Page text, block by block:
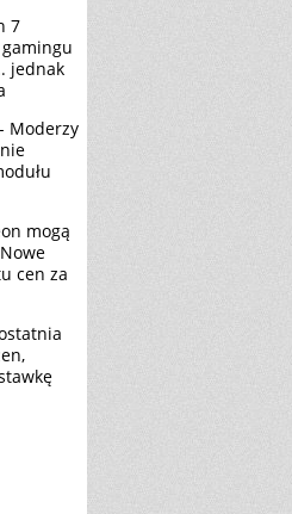
7
gamingu
jednak
Moderzy
mogą
cen za